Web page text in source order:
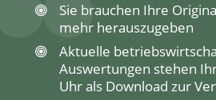
Sie brauchen Ihre
mehr herauszugeben
Aktuelle
Auswertungen stehen
Uhr als Download zur